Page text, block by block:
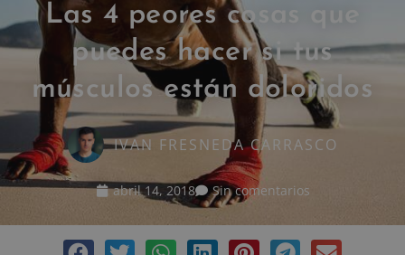
Las 4 peores cosas que
puedes hacer si tus
músculos están doloridos
IVAN FRESNEDA CARRASCO
abril 14, 2018 Sin comentarios